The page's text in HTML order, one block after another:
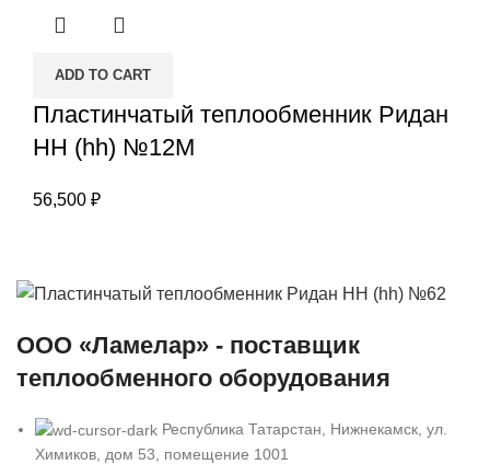
ADD TO CART
Пластинчатый теплообменник Ридан
НН (hh) №12М
56,500 ₽
ООО «Ламелар» - поставщик
теплообменного оборудования
Республика Татарстан, Нижнекамск, ул.
Химиков, дом 53, помещение 1001